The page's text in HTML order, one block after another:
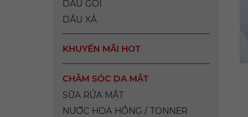
DẦU GỘI
DẦU XẢ
KHUYẾN MÃI HOT
CHĂM SÓC DA MẶT
SỮA RỬA MẶT
NƯỚC HOA HỒNG / TONNER